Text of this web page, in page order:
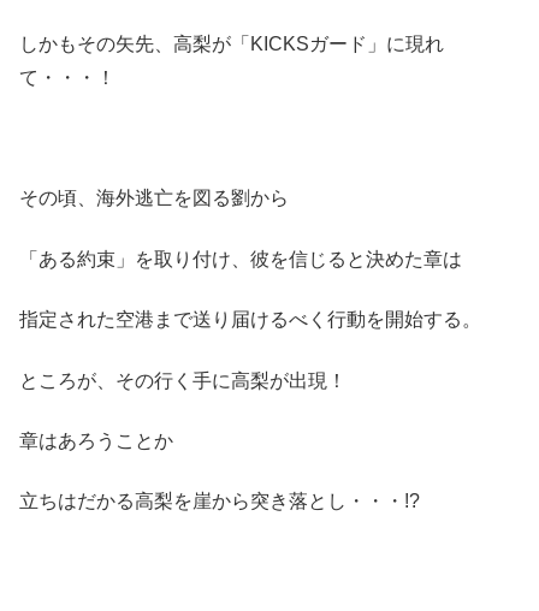
しかもその矢先、高梨が「KICKSガード」に現れ
て・・・！
その頃、海外逃亡を図る劉から
「ある約束」を取り付け、彼を信じると決めた章は
指定された空港まで送り届けるべく行動を開始する。
ところが、その行く手に高梨が出現！
章はあろうことか
立ちはだかる高梨を崖から突き落とし・・・!?